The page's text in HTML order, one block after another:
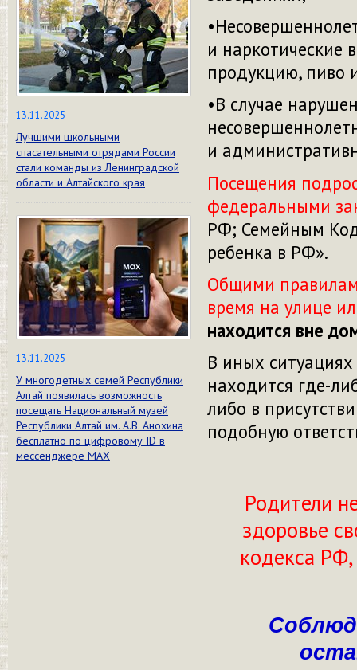
13.11.2025
Лучшими школьными
спасательными отрядами России
стали команды из Ленинградской
области и Алтайского края
13.11.2025
У многодетных семей Республики
Алтай появилась возможность
посещать Национальный музей
Республики Алтай им. А.В. Анохина
бесплатно по цифровому ID в
мессенджере МАХ
и наркотические
продукцию, пиво
•В случае
и
Посещения
федеральными
РФ; Семейным
ребенка в РФ».
Общими
время на улице
находится вне
В иных
находится где-
либо в
подобную
Родители
здоровье
кодекса